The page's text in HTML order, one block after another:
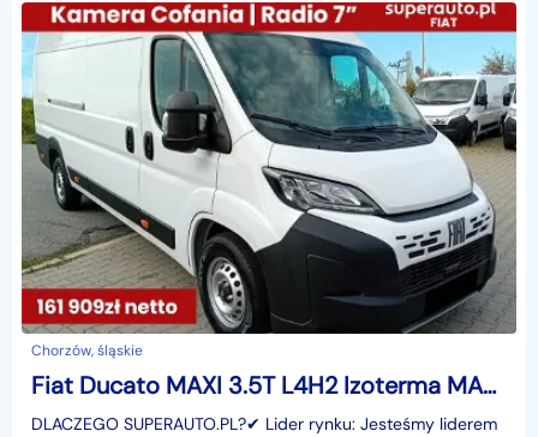
Chorzów, śląskie
Fiat Ducato MAXI 3.5T L4H2 Izoterma MAXI 3.5T L4H2 Izoterma 2.0 140KM
DLACZEGO SUPERAUTO.PL?✔ Lider rynku: Jesteśmy liderem